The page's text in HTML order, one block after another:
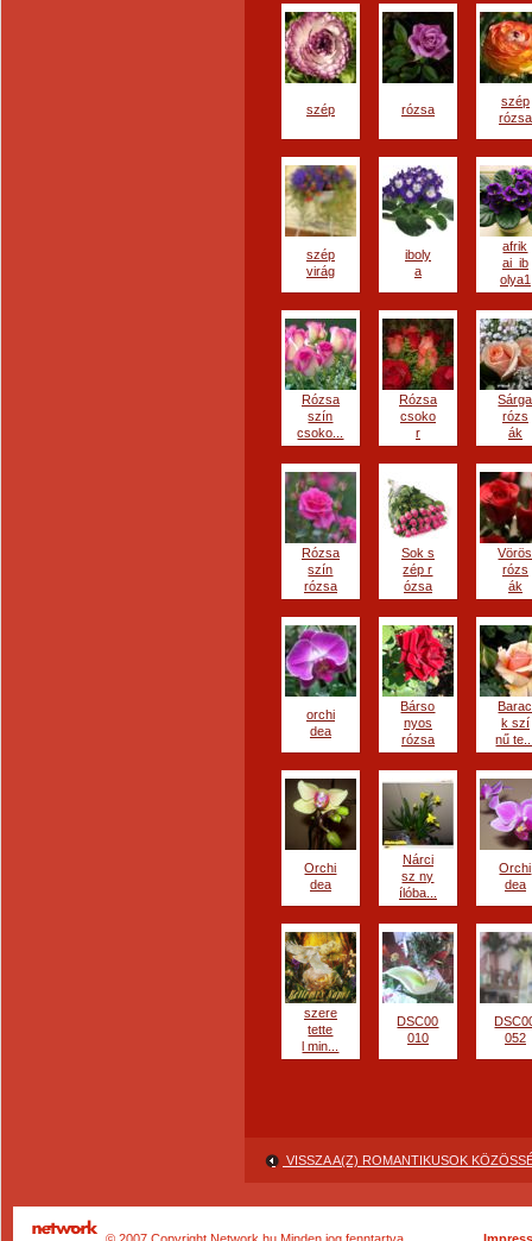
szép rózsa
szép
rózsa
szép
virág
iboly
a
afrik
ai_ib
olya1
Rózsa
szín
csoko...
Rózsa
csoko
r
Sárga
rózs
ák
Rózsa
szín
rózsa
Sok s
zép r
ózsa
Vörös
rózs
ák
orchi
dea
Bárso
nyos
rózsa
Barac
k szí
nű
Orchi
dea
Nárci
sz ny
ílóba...
Orchi
dea
szere
tette
l min...
DSC00
010
052
VISSZA A(Z) ROMANTIKUSOK